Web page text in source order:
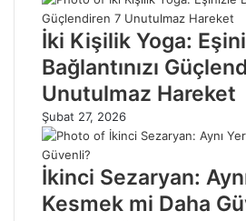
İki Kişilik Yoga:
Bağlantınızı
Unutulmaz Hareket
Şubat 27, 2026
İkinci Sezaryan:
Kesmek mi Daha